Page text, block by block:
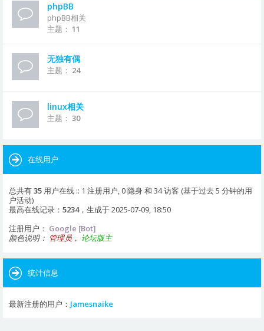
phpBB
phpBB相关
主题： 11
无独有偶
主题： 24
linux相关
主题： 30
在线用户
总共有35 用户在线 :: 1 注册用户, 0 隐身 和 34 访客 (基于过去 5 分钟的用
户活动)
最高在线记录： 5234，生成于 2025-07-09, 18:50
注册用户： Google [Bot]
颜色说明： 管理员 ， 论坛版主
统计信息
最新注册的用户： Jamesnaike